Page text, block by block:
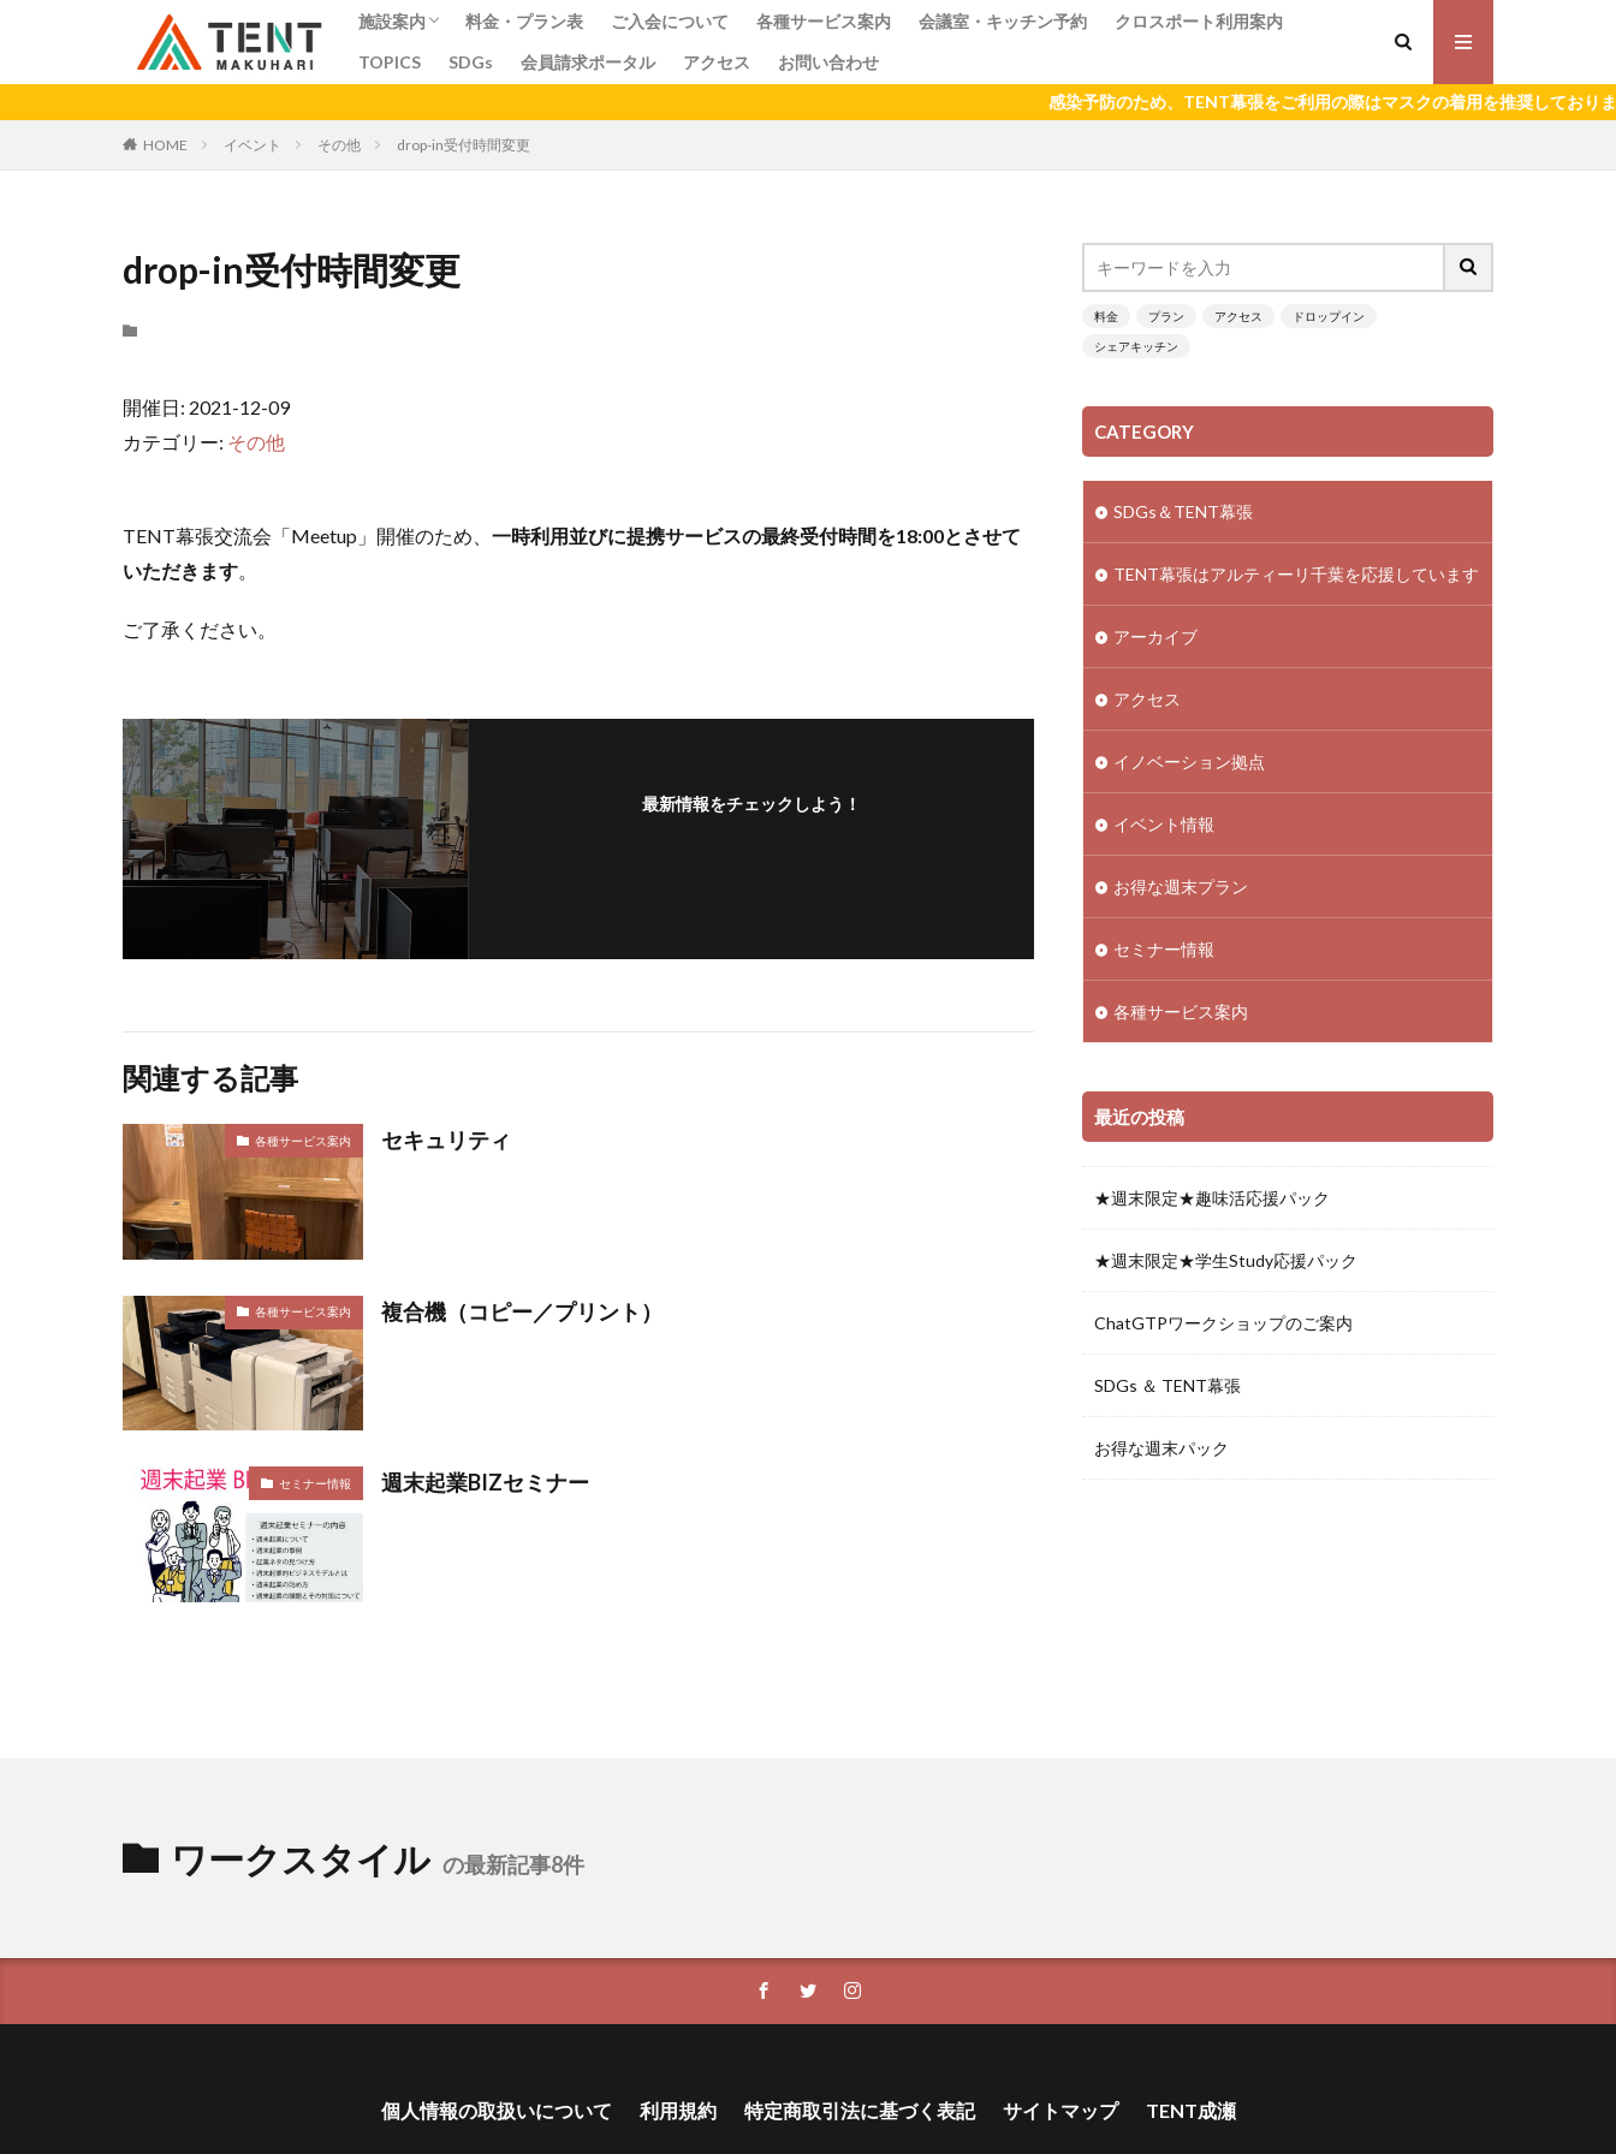
施設案内
コワーキングスペース
シェアオフィス
シェアキッチン
会議室
料金・プラン表 ご入会について 各種サービス案内 会議室・キッチン予約
クロスポート利用案内
TOPICS
SDGs 会員請求ポータル アクセス
お問い合わせ
感染予防のため、TENT幕張をご利用の際はマスクの着用を推奨しております。
HOME イベント その他 drop-in受付時間変更
drop-in受付時間変更
開催日: 2021-12-09
カテゴリー: その他
TENT幕張交流会「Meetup」開催のため、 一時利用並びに提携サービスの最終受付時間を18:00とさせて
いただきます。
ご了承ください。
最新情報をチェックしよう！
関連する記事
各種サービス案内 セキュリティ
各種サービス案内 複合機（コピー／プリント）
セミナー情報 週末起業BIZセミナー
料金 プラン アクセス ドロップイン
シェアキッチン
CATEGORY
SDGs＆TENT幕張
TENT幕張はアルティーリ千葉を応援しています
アーカイブ
アクセス
イノベーション拠点
イベント情報
お得な週末プラン
セミナー情報
各種サービス案内
最近の投稿
★週末限定★趣味活応援パック
★週末限定★学生Study応援パック
ChatGTPワークショップのご案内
SDGs ＆ TENT幕張
お得な週末パック
ワークスタイル の最新記事8件
個人情報の取扱いについて 利用規約 特定商取引法に基づく表記 サイトマップ TENT成瀬
カテゴリー